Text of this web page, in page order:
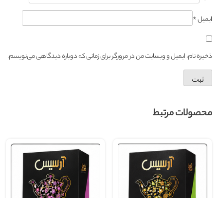
ایمیل*
ذخیره نام، ایمیل و وبسایت من در مرورگر برای زمانی که دوباره دیدگاهی می‌نویسم.
محصولات مرتبط